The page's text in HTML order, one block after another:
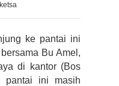
ke pantai ini
Bu Amel,
di kantor (Bos
pantai ini masih